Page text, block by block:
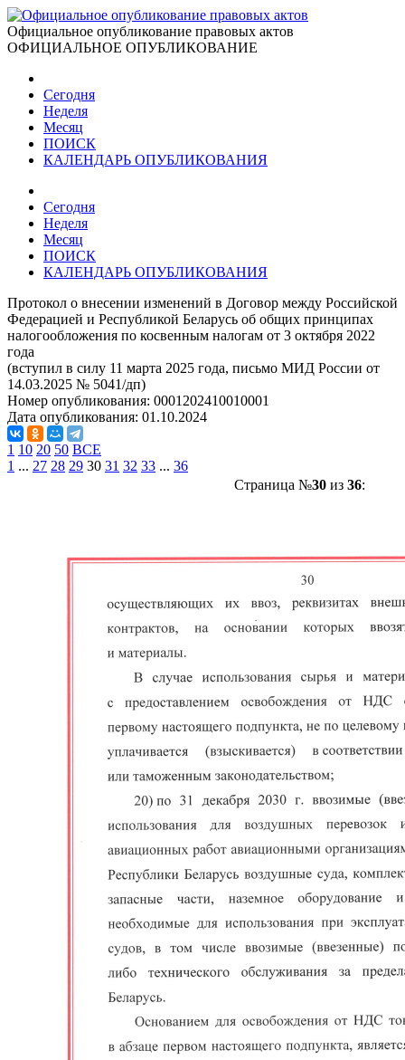
Официальное опубликование правовых актов
ОФИЦИАЛЬНОЕ ОПУБЛИКОВАНИЕ
Сегодня
Неделя
Месяц
ПОИСК
КАЛЕНДАРЬ ОПУБЛИКОВАНИЯ
Сегодня
Неделя
Месяц
ПОИСК
КАЛЕНДАРЬ ОПУБЛИКОВАНИЯ
Протокол о внесении изменений в Договор между Российской
Федерацией и Республикой Беларусь об общих принципах
налогообложения по косвенным налогам от 3 октября 2022
года
(вступил в силу 11 марта 2025 года, письмо МИД России от
14.03.2025 № 5041/дп)
Номер опубликования: 0001202410010001
Дата опубликования: 01.10.2024
1 10 20 50 ВСЕ
1 ... 27 28 29 30 31 32 33 ... 36
Страница №30из 36: